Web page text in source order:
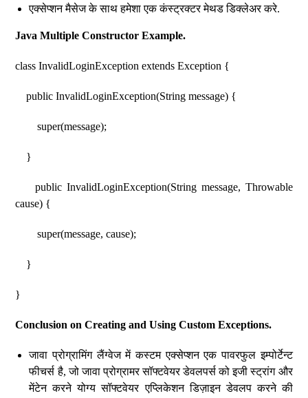
एक्सेप्शन मैसेज के साथ हमेशा एक कंस्ट्रक्टर मेथड डिक्लेअर करे.
Java Multiple Constructor Example.
class InvalidLoginException extends Exception {
public InvalidLoginException(String message) {
super(message);
}
public InvalidLoginException(String message, Throwable
cause) {
super(message, cause);
}
}
Conclusion on Creating and Using Custom Exceptions.
जावा प्रोग्रामिंग लैंग्वेज में कस्टम एक्सेप्शन एक पावरफुल इम्पोर्टेन्ट
फीचर्स है, जो जावा प्रोग्रामर सॉफ्टवेयर डेवलपर्स को इजी स्ट्रांग और
मेंटेन करने योग्य सॉफ्टवेयर एप्लिकेशन डिज़ाइन डेवलप करने की